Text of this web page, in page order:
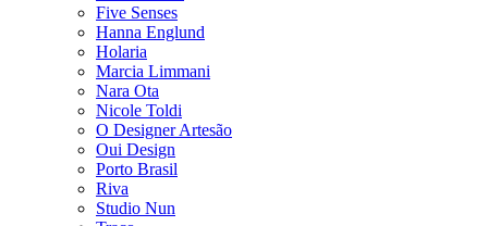
Five Senses
Hanna Englund
Holaria
Marcia Limmani
Nara Ota
Nicole Toldi
O Designer Artesão
Oui Design
Porto Brasil
Riva
Studio Nun